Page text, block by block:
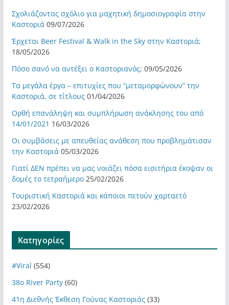
Σχολιάζοντας σχόλιο για μαχητική δημοσιογραφία στην
Καστοριά 09/07/2026
Έρχεται Beer Festival & Walk in the Sky στην Καστοριά;
18/05/2026
Πόσο σανό να αντέξει ο Καστοριανός; 09/05/2026
Τα μεγάλα έργα – επιτυχίες που “μεταμορφώνουν” την
Καστοριά, σε τίτλους 01/04/2026
Ορθή επανάληψη και συμπλήρωση ανάκλησης του από
14/01/2021 16/03/2026
Οι συμβάσεις με απευθείας ανάθεση που προβλημάτισαν
την Καστοριά 05/03/2026
Γιατί ΔΕΝ πρέπει να μας νοιάζει πόσα εισιτήρια έκοψαν οι
δομές το τετραήμερο 25/02/2026
Τουριστική Καστοριά και κάποιοι πετούν χαρταετό
23/02/2026
Kατηγορίες
#Viral (554)
38ο River Party(60)
41η Διεθνής Έκθεση Γούνας Καστοριάς(33)